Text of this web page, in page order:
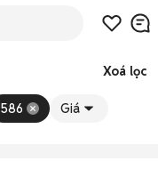
Xoá lọc
586 Giá